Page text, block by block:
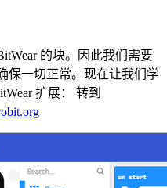
的块。因此我们需要
保一切正常。现在让我们学
扩展： 转到